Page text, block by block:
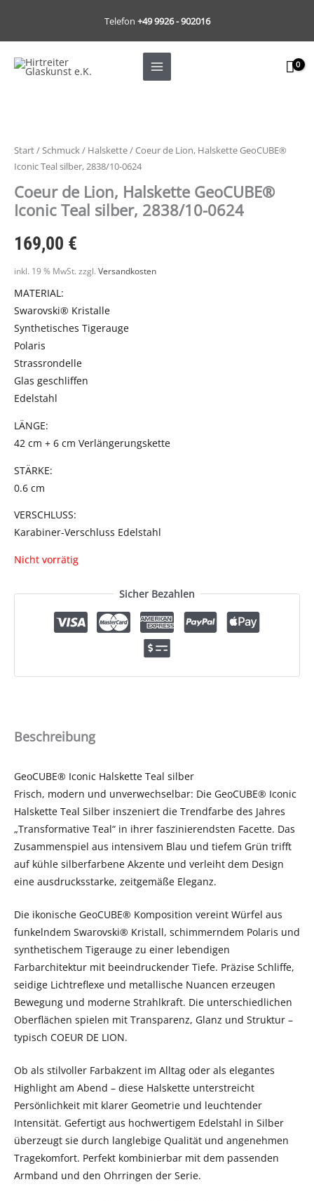
springen
Telefon +49 9926 - 902016
Start/Schmuck/ Halskette/ Coeur de Lion, Halskette GeoCUBE®
Iconic Teal silber, 2838/10-0624
Coeur de Lion, Halskette GeoCUBE®
Iconic Teal silber, 2838/10-0624
169,00 €
inkl. 19 % MwSt. zzgl. Versandkosten
MATERIAL:
Swarovski® Kristalle
Synthetisches Tigerauge
Polaris
Strassrondelle
Glas geschliffen
Edelstahl
LÄNGE:
42 cm + 6 cm Verlängerungskette
STÄRKE:
0.6 cm
VERSCHLUSS:
Karabiner-Verschluss Edelstahl
Nicht vorrätig
Sicher Bezahlen
Beschreibung
GeoCUBE® Iconic Halskette Teal silber
Frisch, modern und unverwechselbar: Die GeoCUBE® Iconic
Halskette Teal Silber inszeniert die Trendfarbe des Jahres
„Transformative Teal“ in ihrer faszinierendsten Facette. Das
Zusammenspiel aus intensivem Blau und tiefem Grün trifft
auf kühle silberfarbene Akzente und verleiht dem Design
eine ausdrucksstarke, zeitgemäße Eleganz.
Die ikonische GeoCUBE® Komposition vereint Würfel aus
funkelndem Swarovski® Kristall, schimmerndem Polaris und
synthetischem Tigerauge zu einer lebendigen
Farbarchitektur mit beeindruckender Tiefe. Präzise Schliffe,
seidige Lichtreflexe und metallische Nuancen erzeugen
Bewegung und moderne Strahlkraft. Die unterschiedlichen
Oberflächen spielen mit Transparenz, Glanz und Struktur –
typisch COEUR DE LION.
Ob als stilvoller Farbakzent im Alltag oder als elegantes
Highlight am Abend – diese Halskette unterstreicht
Persönlichkeit mit klarer Geometrie und leuchtender
Intensität. Gefertigt aus hochwertigem Edelstahl in Silber
überzeugt sie durch langlebige Qualität und angenehmen
Tragekomfort. Perfekt kombinierbar mit dem passenden
Armband und den Ohrringen der Serie.